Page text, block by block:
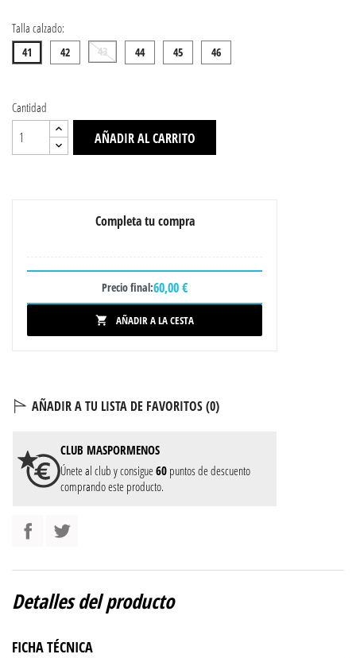
Talla calzado:
41 42 43 44 45 46
Cantidad
AÑADIR AL CARRITO
Completa tu compra
Precio final:60,00 €
 AÑADIR A LA CESTA
AÑADIR A TU LISTA DE FAVORITOS (0)
CLUB MASPORMENOS
Únete al club y consigue60 puntos de descuento
comprando este producto.
Detalles del producto
FICHA TÉCNICA